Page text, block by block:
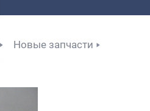
Новые запчасти